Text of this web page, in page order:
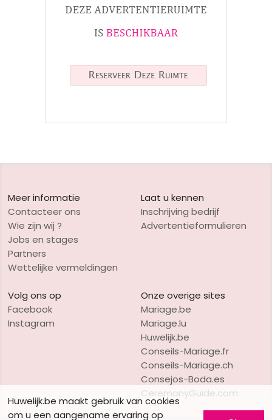
Meer informatie
Contacteer ons
Wie zijn wij ?
Jobs en stages
Partners
Wettelijke vermeldingen
Laat u kennen
Inschrijving bedrijf
Advertentieformulieren
Volg ons op
Facebook
Instagram
Onze overige sites
Mariage.be
Mariage.lu
Huwelijk.be
Conseils-Mariage.fr
Conseils-Mariage.ch
Consejos-Boda.es
CeremonyGuide.com
Huwelijk.be maakt gebruik van cookies
om u een aangename ervaring op